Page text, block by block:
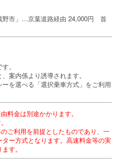
野市」…京葉道路経由 24,000円 首
。
案内係より誘導されます。
を選べる「選択乗車方式」をご利用
料金は別途かかります。
ご利用を前提としたものであり、一
ー方式となります。高速料金等の実
す。